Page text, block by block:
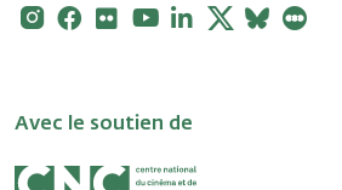
Instagram
Facebook
FlickrYoutubeLinkedin
X Bluesky
Avec le soutien de